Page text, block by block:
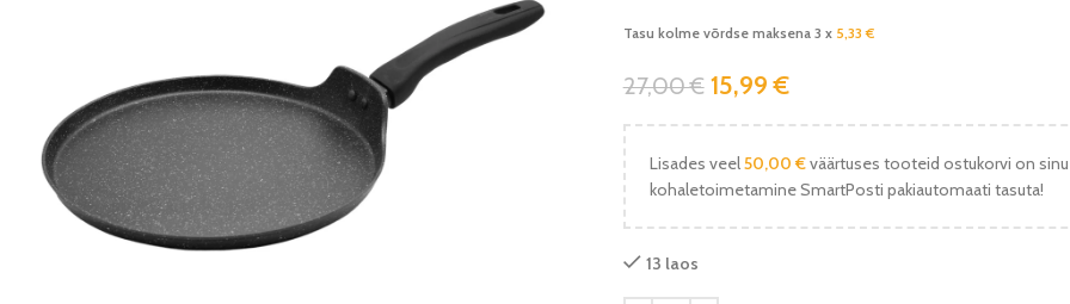
Tasu kolme võrdse maksena 3 x 5,33€
27,00€ 15,99€
Lisades veel50,00 €väärtuses tooteid ostukorvi on
kohaletoimetamine SmartPosti pakiautomaati tasuta!
13 laos